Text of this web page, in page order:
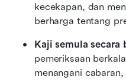
kecekapan, dan
berharga tentang
Kaji semula secara
pemeriksaan
menangani